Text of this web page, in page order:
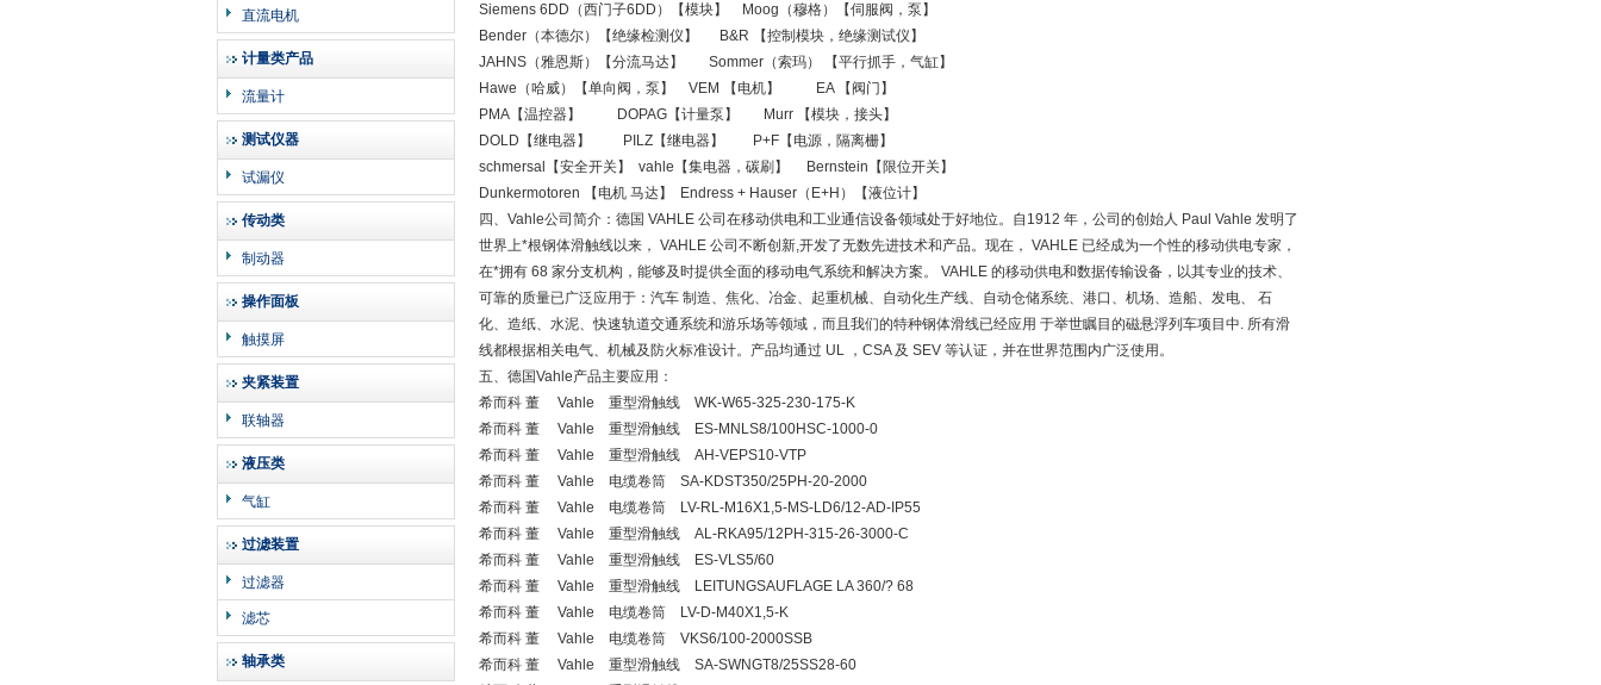
直流电机
计量类产品
流量计
测试仪器
试漏仪
传动类
制动器
操作面板
触摸屏
夹紧装置
联轴器
液压类
气缸
过滤装置
过滤器
滤芯
轴承类
Siemens 6DD（西门子6DD）【模块】 Moog（穆格）【伺服阀，泵】
Bender（本德尔）【绝缘检测仪】 B&R 【控制模块，绝缘测试仪】
JAHNS（雅恩斯）【分流马达】 Sommer（索玛） 【平行抓手，气缸】
Hawe（哈威）【单向阀，泵】 VEM 【电机】 EA 【阀门】
PMA【温控器】 DOPAG【计量泵】 Murr 【模块，接头】
DOLD【继电器】 PILZ【继电器】 P+F【电源，隔离栅】
schmersal【安全开关】 vahle【集电器，碳刷】 Bernstein【限位开关】
Dunkermotoren 【电机 马达】 Endress + Hauser（E+H）【液位计】
四、Vahle公司简介：德国 VAHLE 公司在移动供电和工业通信设备领域处于好地位。自1912 年，公司的创始人 Paul Vahle 发明了
世界上*根钢体滑触线以来， VAHLE 公司不断创新,开发了无数先进技术和产品。现在， VAHLE 已经成为一个性的移动供电专家，
在*拥有 68 家分支机构，能够及时提供全面的移动电气系统和解决方案。 VAHLE 的移动供电和数据传输设备，以其专业的技术、
可靠的质量已广泛应用于：汽车 制造、焦化、冶金、起重机械、自动化生产线、自动仓储系统、港口、机场、造船、发电、 石
化、造纸、水泥、快速轨道交通系统和游乐场等领域，而且我们的特种钢体滑线已经应用 于举世瞩目的磁悬浮列车项目中. 所有滑
线都根据相关电气、机械及防火标准设计。产品均通过 UL ，CSA 及 SEV 等认证，并在世界范围内广泛使用。
五、德国Vahle产品主要应用：
希而科 董 Vahle 重型滑触线 WK-W65-325-230-175-K
希而科 董 Vahle 重型滑触线 ES-MNLS8/100HSC-1000-0
希而科 董 Vahle 重型滑触线 AH-VEPS10-VTP
希而科 董 Vahle 电缆卷筒 SA-KDST350/25PH-20-2000
希而科 董 Vahle 电缆卷筒 LV-RL-M16X1,5-MS-LD6/12-AD-IP55
希而科 董 Vahle 重型滑触线 AL-RKA95/12PH-315-26-3000-C
希而科 董 Vahle 重型滑触线 ES-VLS5/60
希而科 董 Vahle 重型滑触线 LEITUNGSAUFLAGE LA 360/? 68
希而科 董 Vahle 电缆卷筒 LV-D-M40X1,5-K
希而科 董 Vahle 电缆卷筒 VKS6/100-2000SSB
希而科 董 Vahle 重型滑触线 SA-SWNGT8/25SS28-60